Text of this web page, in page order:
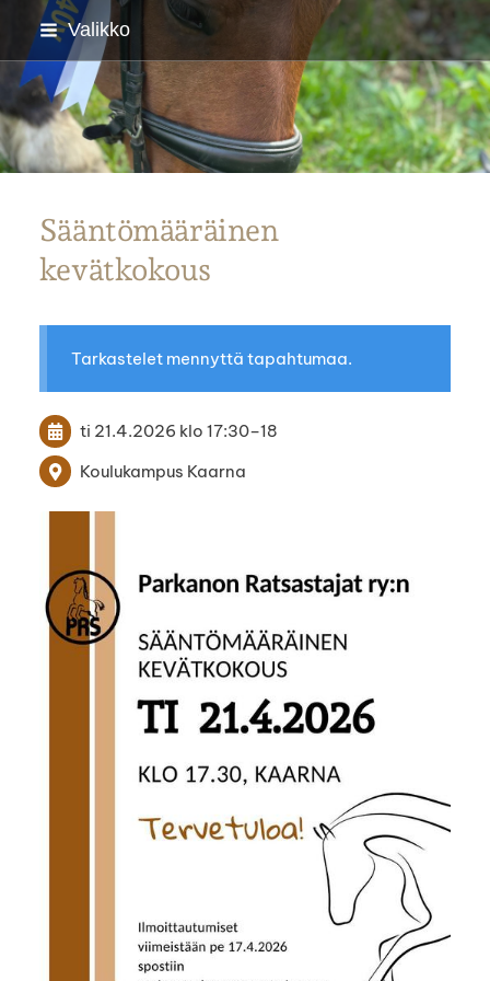
Siirry
sivun
sisältöön
Valikko
Parkanon Ratsastajat
Sääntömääräinen
kevätkokous
Tarkastelet mennyttä tapahtumaa.
ti 21.4.2026 klo 17:30–18
Koulukampus Kaarna